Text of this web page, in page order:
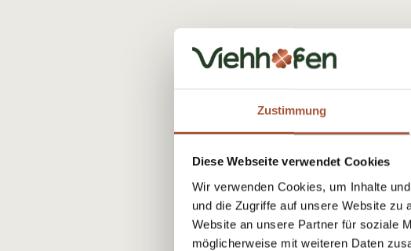
Zustimmung
Diese Webseite verwendet Cookies
Wir verwenden Cookies, um Inhalte
und die Zugriffe auf unsere Website zu
Website an unsere Partner für soziale
möglicherweise mit weiteren Daten